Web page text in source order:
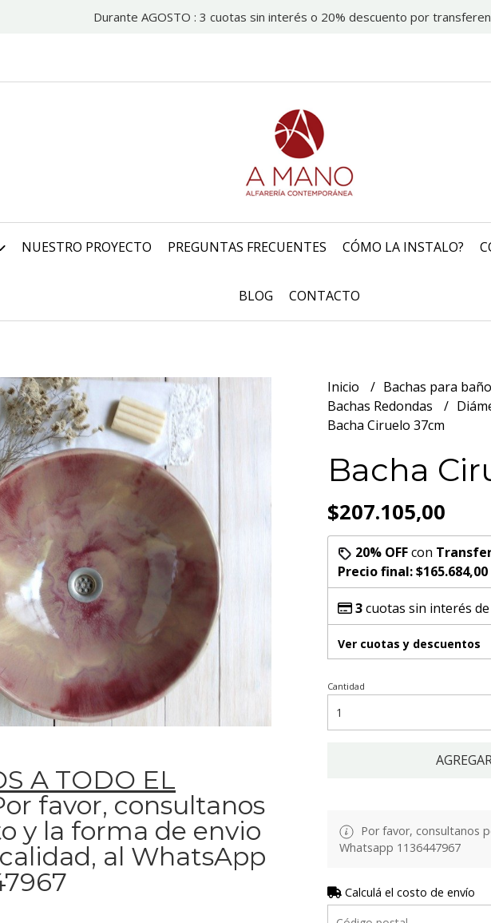
Durante AGOSTO : 3 cuotas sin interés o 20% descuento por
NUESTRO PROYECTO PREGUNTAS FRECUENTES CÓMO LA INSTALO?
BLOG CONTACTO
A TODO EL
favor, consultanos
y la forma de envio
al WhatsApp
Inicio Bachas para baño
Bachas Redondas
Bacha Ciruelo 37cm
Bacha
$207.105,00
20% OFFcon
Precio final:$165.684,00
3cuotas sin interés de
Ver cuotas y descuentos
Cantidad
Por favor, consultanos
Whatsapp 1136447967
Calculá el costo de envío